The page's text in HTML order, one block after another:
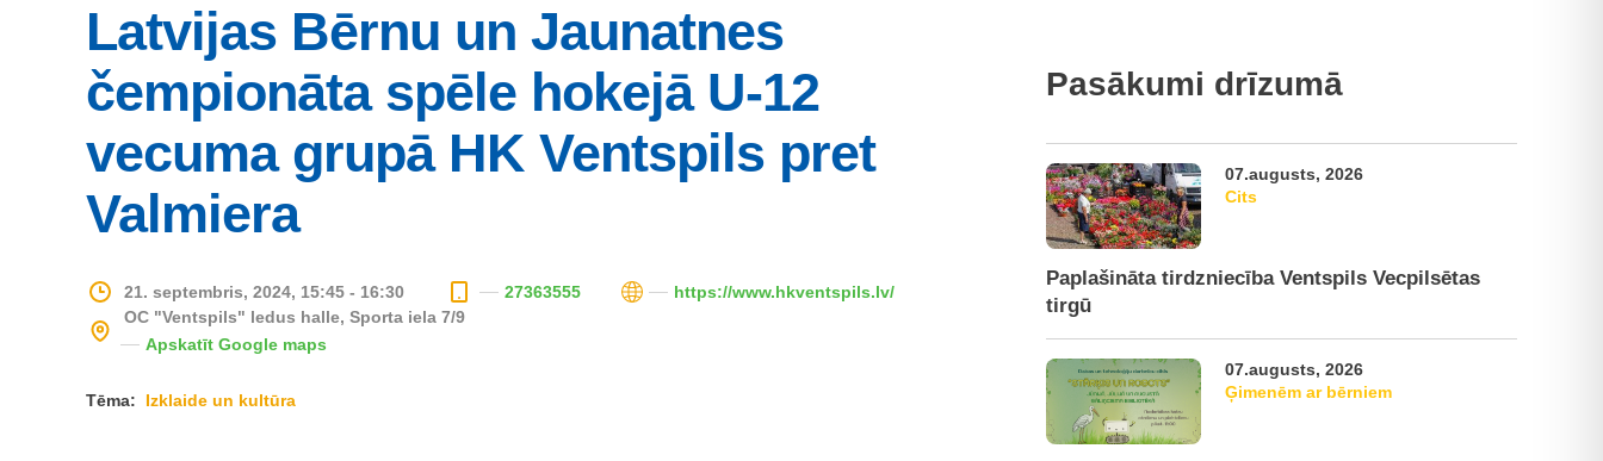
Latvijas Bērnu un Jaunatnes
čempionāta spēle hokejā U-12
vecuma grupā HK Ventspils pret
Valmiera
21. septembris, 2024, 15:45 - 16:30 27363555
https://www.hkventspils.lv/
OC "Ventspils" ledus halle, Sporta iela 7/9
Apskatīt Google maps
Tēma: Izklaide un kultūra
Pasākumi drīzumā
07.augusts, 2026
Cits
Paplašināta tirdzniecība Ventspils Vecpilsētas
tirgū
07.augusts, 2026
Ģimenēm ar bērniem